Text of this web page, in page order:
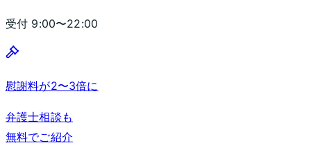
受付 9:00〜22:00
慰謝料が2〜3倍に
弁護士相談も
無料でご紹介